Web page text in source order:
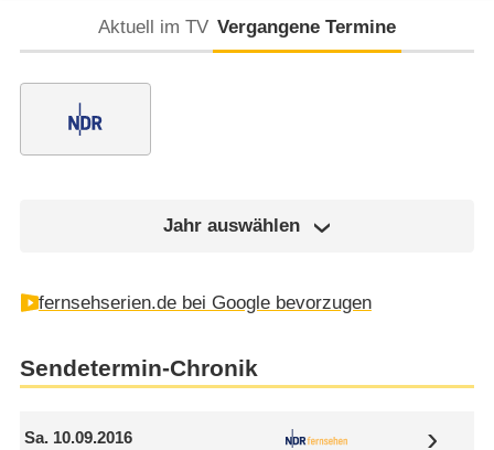
Aktuell im TV Vergangene Termine
Jahr auswählen
fernsehserien.de bei Google bevorzugen
Sendetermin-Chronik
Sa. 10.09.2016